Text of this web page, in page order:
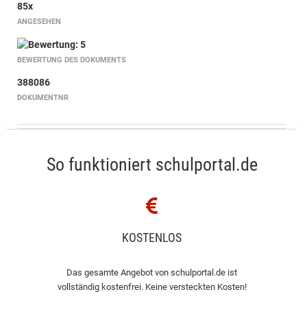
85x
ANGESEHEN
BEWERTUNG DES DOKUMENTS
388086
DOKUMENTNR
So funktioniert schulportal.de
KOSTENLOS
Das gesamte Angebot von schulportal.de ist
vollständig kostenfrei. Keine versteckten Kosten!